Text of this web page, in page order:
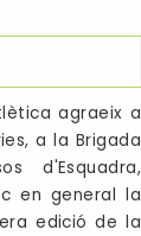
agraeix a
a la Brigada
d'Esquadra,
en general la
era edició de la